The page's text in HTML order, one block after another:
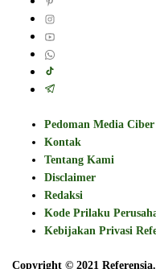
Pedoman Media Ciber
Kontak
Tentang Kami
Disclaimer
Redaksi
Kode Prilaku
Kebijakan Privasi
Copyright © 2021